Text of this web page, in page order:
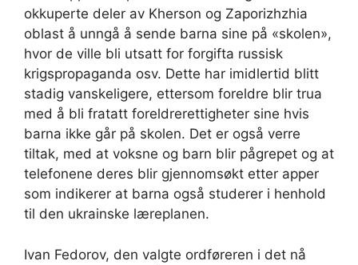
okkuperte deler av Kherson og Zaporizhzhia
oblast å unngå å sende barna sine på «skolen»,
hvor de ville bli utsatt for forgifta russisk
krigspropaganda osv. Dette har imidlertid blitt
stadig vanskeligere, ettersom foreldre blir trua
med å bli fratatt foreldrerettigheter sine hvis
barna ikke går på skolen. Det er også verre
tiltak, med at voksne og barn blir pågrepet og at
telefonene deres blir gjennomsøkt etter apper
som indikerer at barna også studerer i henhold
til den ukrainske læreplanen.
Ivan Fedorov, den valgte ordføreren i det nå